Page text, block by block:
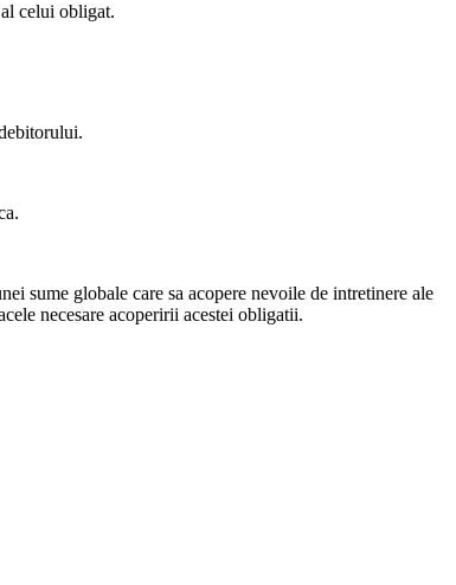
celui obligat.
sume globale care sa acopere nevoile de intretinere ale
necesare acoperirii acestei obligatii.